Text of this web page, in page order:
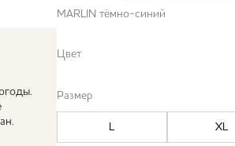
MARLIN тёмно-синий
Цвет
Размер
L XL